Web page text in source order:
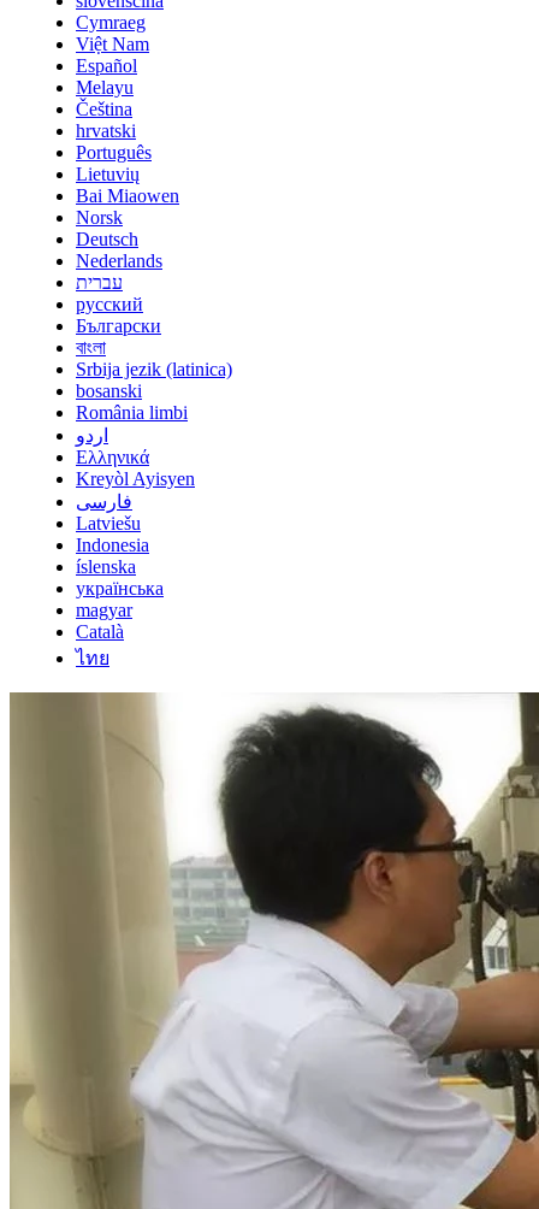
Cymraeg
Việt Nam
Español
Melayu
Čeština
hrvatski
Português
Lietuvių
Bai Miaowen
Norsk
Deutsch
Nederlands
עברית
русский
Български
বাংলা
Srbija jezik (latinica)
bosanski
România limbi
اردو
Ελληνικά
Kreyòl Ayisyen
فارسی
Latviešu
Indonesia
íslenska
українська
magyar
Català
ไทย